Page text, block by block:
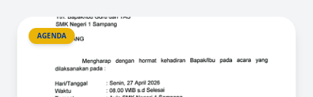
PRESTASI
ARTIKEL
Layanan Publik
AGENDA